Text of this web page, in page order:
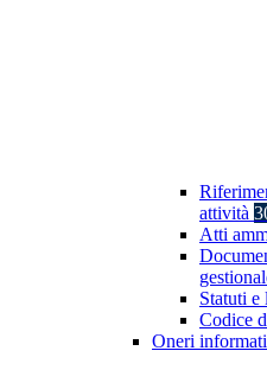
attività
Atti
Statuti e
Codice
Oneri